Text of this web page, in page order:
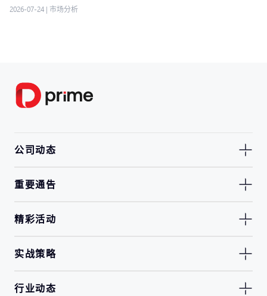
2026-07-24 | 市场分析
公司动态
重要通告
精彩活动
实战策略
行业动态